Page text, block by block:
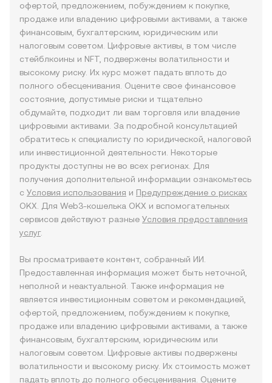
офертой, предложением, побуждением к покупке,
продаже или владению цифровыми активами, а также
финансовым, бухгалтерским, юридическим или
налоговым советом. Цифровые активы, в том числе
стейблкоины и NFT, подвержены волатильности и
высокому риску. Их курс может падать вплоть до
полного обесценивания. Оцените свое финансовое
состояние, допустимые риски и тщательно
обдумайте, подходит ли вам торговля или владение
цифровыми активами. За подробной консультацией
обратитесь к специалисту по юридической, налоговой
или инвестиционной деятельности. Некоторые
продукты доступны не во всех регионах. Для
получения дополнительной информации ознакомьтесь
с Условия использования и Предупреждение о рисках
OKX. Для Web3-кошелька OKX и вспомогательных
сервисов действуют разные Условия предоставления
услуг.
Вы просматриваете контент, собранный ИИ.
Предоставленная информация может быть неточной,
неполной и неактуальной. Также информация не
является инвестиционным советом и рекомендацией,
офертой, предложением, побуждением к покупке,
продаже или владению цифровыми активами, а также
финансовым, бухгалтерским, юридическим или
налоговым советом. Цифровые активы подвержены
волатильности и высокому риску. Их стоимость может
падать вплоть до полного обесценивания. Оцените